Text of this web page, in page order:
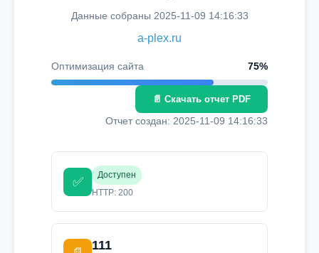
Данные собраны 2025-11-09 14:16:33
a-plex.ru
Оптимизация сайта 75%
📄 Скачать отчет PDF
Отчет создан: 2025-11-09 14:16:33
✅
Доступен
HTTP: 200
111